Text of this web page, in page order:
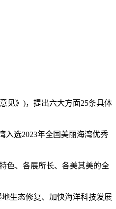
见》)，提出六大方面25条具体
选2023年全国美丽海湾优秀
色、各展所长、各美其美的全
生态修复、加快海洋科技发展